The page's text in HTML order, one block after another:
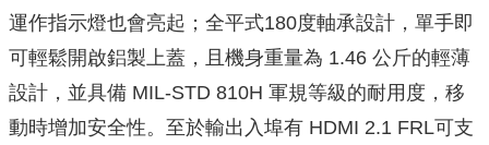
運作指示燈也會亮起；全平式180度軸承設計，單手即
可輕鬆開啟鋁製上蓋，且機身重量為 1.46 公斤的輕薄
設計，並具備 MIL-STD 810H 軍規等級的耐用度，移
動時增加安全性。至於輸出入埠有 HDMI 2.1 FRL可支